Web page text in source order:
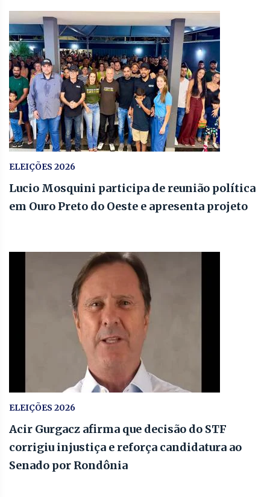
ELEIÇÕES 2026
Lucio Mosquini participa de reunião política
em Ouro Preto do Oeste e apresenta projeto
ELEIÇÕES 2026
Acir Gurgacz afirma que decisão do STF
corrigiu injustiça e reforça candidatura ao
Senado por Rondônia